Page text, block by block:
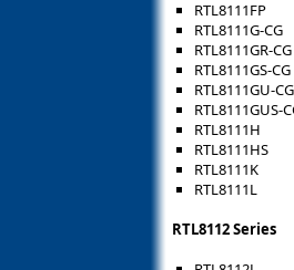
RTL8111FP
RTL8111G-CG
RTL8111GR-CG
RTL8111GS-CG
RTL8111GU-CG
RTL8111GUS-
RTL8111H
RTL8111HS
RTL8111K
RTL8111L
RTL8112 Series